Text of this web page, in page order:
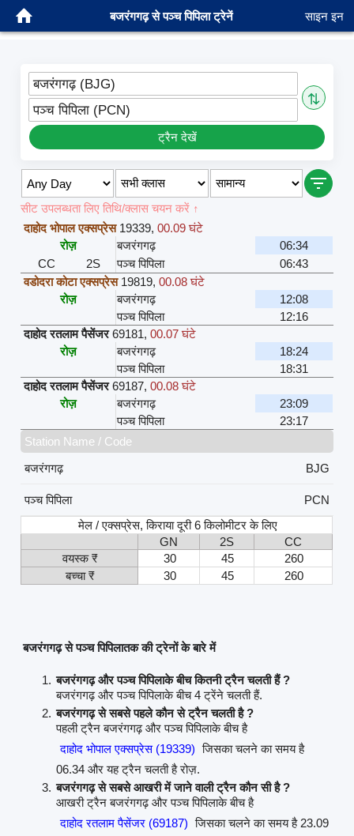
बजरंगगढ़ से पञ्च पिपिला ट्रेनें साइन इन
बजरंगगढ़ (BJG)
⇅
पञ्च पिपिला (PCN)
ट्रैन देखें
सीट उपलब्धता लिए तिथि/क्लास चयन करें ↑
दाहोद भोपाल एक्सप्रेस 19339,00.09 घंटे
रोज़
बजरंगगढ़
06:34
CC
2S पञ्च पिपिला
06:43
वडोदरा कोटा एक्सप्रेस 19819,00.08 घंटे
रोज़
बजरंगगढ़
12:08
पञ्च पिपिला
12:16
दाहोद रतलाम पैसेंजर 69181,00.07 घंटे
रोज़
बजरंगगढ़
18:24
पञ्च पिपिला
18:31
दाहोद रतलाम पैसेंजर 69187,00.08 घंटे
रोज़
बजरंगगढ़
23:09
पञ्च पिपिला
23:17
Station Name / Code
बजरंगगढ़
BJG
पञ्च पिपिला
PCN
मेल / एक्सप्रेस, किराया दूरी 6 किलोमीटर के लिए
GN
2S
CC
वयस्क ₹
30 45
260
बच्चा ₹
30 45 260
बजरंगगढ़ से पञ्च पिपिलातक की ट्रेनों के बारे में
बजरंगगढ़ और पञ्च पिपिलाके बीच कितनी ट्रैन चलती हैं ?
बजरंगगढ़ और पञ्च पिपिलाके बीच 4 ट्रेंने चलती हैं.
बजरंगगढ़ से सबसे पहले कौन से ट्रैन चलती है ?
पहली ट्रैन बजरंगगढ़ और पञ्च पिपिलाके बीच है
दाहोद भोपाल एक्सप्रेस (19339) जिसका चलने का समय है
06.34 और यह ट्रैन चलती है रोज़.
बजरंगगढ़ से सबसे आखरी में जाने वाली ट्रैन कौन सी है ?
आखरी ट्रैन बजरंगगढ़ और पञ्च पिपिलाके बीच है
दाहोद रतलाम पैसेंजर (69187) जिसका चलने का समय है 23.09